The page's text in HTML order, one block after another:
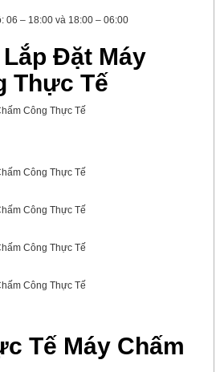
06 – 18:00 và 18:00 – 06:00
Lắp Đặt Máy
Thực Tế
Tế Máy Chấm